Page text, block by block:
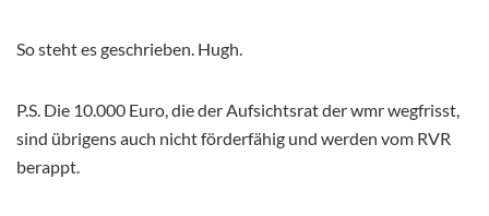
So steht es geschrieben. Hugh.
P.S. Die 10.000 Euro, die der Aufsichtsrat der wmr wegfrisst,
sind übrigens auch nicht förderfähig und werden vom RVR
berappt.